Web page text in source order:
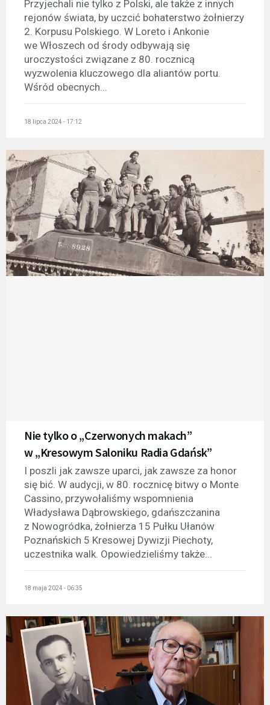
Przyjechali nie tylko z Polski, ale także z innych
rejonów świata, by uczcić bohaterstwo żołnierzy
2. Korpusu Polskiego. W Loreto i Ankonie
we Włoszech od środy odbywają się
uroczystości związane z 80. rocznicą
wyzwolenia kluczowego dla aliantów portu.
Wśród obecnych...
18 lipca 2024 - 17:12
Nie tylko o „Czerwonych makach”
w „Kresowym Saloniku Radia Gdańsk”
I poszli jak zawsze uparci, jak zawsze za honor
się bić. W audycji, w 80. rocznicę bitwy o Monte
Cassino, przywołaliśmy wspomnienia
Władysława Dąbrowskiego, gdańszczanina
z Nowogródka, żołnierza 15 Pułku Ułanów
Poznańskich 5 Kresowej Dywizji Piechoty,
uczestnika walk. Opowiedzieliśmy także...
18 maja 2024 - 06:35